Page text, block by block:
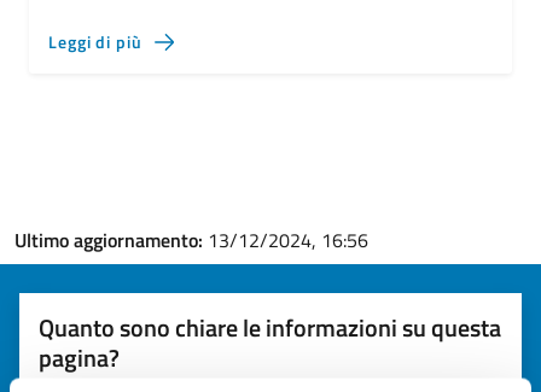
Leggi di più
Ultimo aggiornamento: 13/12/2024, 16:56
Quanto sono chiare le informazioni su questa
pagina?